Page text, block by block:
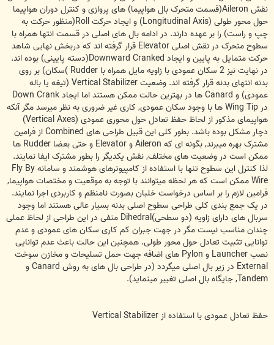
نقش Aileron(قسمت متحرک بال هواپیما) های پروازی و کنترل دوران هواپیما
حول محور طولی (Longitudinal Axis) و ایجاد حرکت Roll(منظور حرکت به
چپ و راست) را بر عهده دارند. در ادامه بال های اصلی در قسمت انتها همراه با
سطوح متحرک در نقش اصلی Elevator قرار گرفته اند که دربخش نهایی شاهد
حرکت متمایل به پایین و ایجاد Downward Cranked(دسته پایینی) بوده اند.
در نهایت نیز 2 سکان عمودی با زاویه مایل همراه با Rudder )سکان) بر روی
بدنه انتهای بدنه قرار گرفته اند. وضعیت Vertical Stabilizer (تیغه یا باله
عمودی) و Canard ها در بهترین حالت ممکن هستند اما ایجاد Down Crank
در Wing Tip ها با وجود سکان عمودی, کاری غیر ضروری به نظر میرسد مگر آنکه
هواپیمای مذکور از لحاظ حفظ تعادل حول محوری عمودی (Vertical Axes)
دچار مشکل بوده باشد. بطور کلی این قبیل طراحی های Combined از فرامین
مشترک بهره میبرند, بگونه ای که Aileron و Elevator و حتی بعضا Rudder ها
ممکن است در وضعیت های مختلف, نقش یکدیگر را بطور مشترک ایفا نمایند.
لذا کنترل این سطوح تنها با استفاده از کامپیوترهای هوشمند و سامانه Fly By
Wire ممکن است که هر لحظه میتوانند با توجه به موقعیت و مختصات هواپیما,
فرامین لازم را بر اساس درخواست خلبان بصورت نامنظم و کاربردی اجرا نمایند.
در یک جمع بندی کلی طراحی سطوح اصلی بدنه بسیار عالی هستند اما وجود
سربال های دارای زاویه (دو سطحی)Dihedral منفی در این طراحی از لحاظ عملی
چندان مناسب نیست مگر در جهت جبران کم کاری سکان های عمودی و عدم
توانایی تثبیت تعادل حول محور طولی. همچنین این حالت باعث عدم توانایی
نصب Launcher و Pylon های اضافه جهت حمل تسلیحات و مخازن سوخت
External در زیر بال اصلی میگردد (در طراحی بال های به روش Canard و
Tandem, جایگاه بال اصلی تغییر مینماید).
حفظ تعادل عمودی با استفاده از Vertical Stabilizer